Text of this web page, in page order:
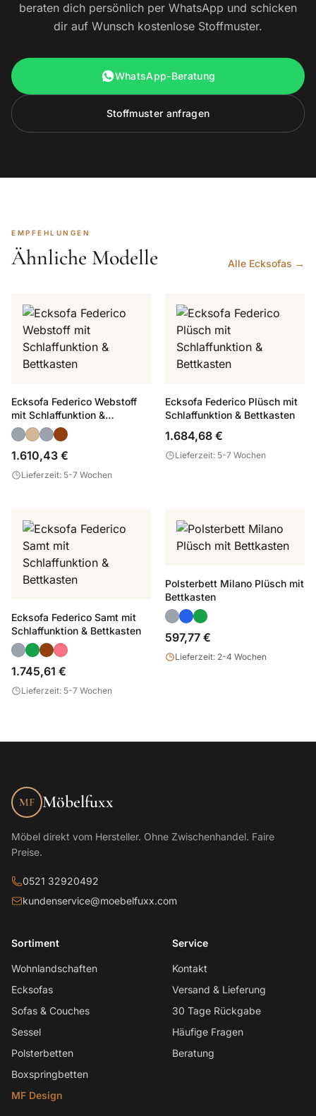
beraten dich persönlich per WhatsApp und schicken
dir auf Wunsch kostenlose Stoffmuster.
WhatsApp-Beratung
Stoffmuster anfragen
EMPFEHLUNGEN
Ähnliche Modelle Alle Ecksofas →
Ecksofa Federico Webstoff
mit Schlaffunktion &
Bettkasten
1.610,43 €
Lieferzeit: 5-7 Wochen
Ecksofa Federico Plüsch mit
Schlaffunktion & Bettkasten
1.684,68 €
Lieferzeit: 5-7 Wochen
Ecksofa Federico Samt mit
Schlaffunktion & Bettkasten
1.745,61 €
Lieferzeit: 5-7 Wochen
Polsterbett Milano Plüsch mit
Bettkasten
597,77 €
Lieferzeit: 2-4 Wochen
MF Möbelfuxx
Möbel direkt vom Hersteller. Ohne Zwischenhandel. Faire
Preise.
0521 32920492
kundenservice@moebelfuxx.com
Sortiment
Wohnlandschaften
Ecksofas
Sofas & Couches
Sessel
Polsterbetten
Boxspringbetten
MF Design
Service
Kontakt
Versand & Lieferung
30 Tage Rückgabe
Häufige Fragen
Beratung